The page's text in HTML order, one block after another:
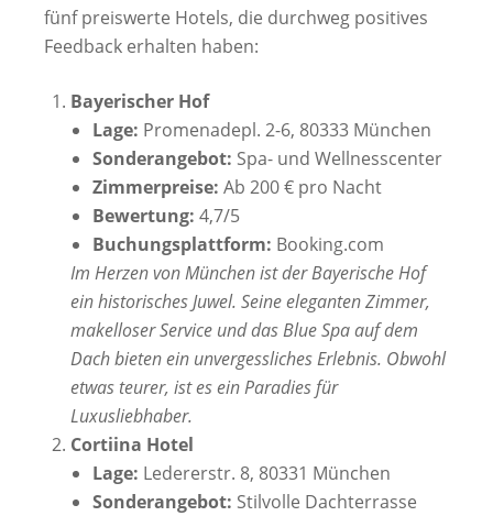
fünf preiswerte Hotels, die durchweg positives
Feedback erhalten haben:
Bayerischer Hof
Lage: Promenadepl. 2-6, 80333 München
Sonderangebot: Spa- und Wellnesscenter
Zimmerpreise: Ab 200 € pro Nacht
Bewertung: 4,7/5
Buchungsplattform: Booking.com
Im Herzen von München ist der Bayerische Hof
ein historisches Juwel. Seine eleganten Zimmer,
makelloser Service und das Blue Spa auf dem
Dach bieten ein unvergessliches Erlebnis. Obwohl
etwas teurer, ist es ein Paradies für
Luxusliebhaber.
Cortiina Hotel
Lage: Ledererstr. 8, 80331 München
Sonderangebot: Stilvolle Dachterrasse